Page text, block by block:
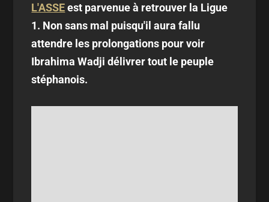
L'ASSEest parvenue à retrouver la Ligue
1. Non sans mal puisqu'il aura fallu
attendre les prolongations pour voir
Ibrahima Wadji délivrer tout le peuple
stéphanois.